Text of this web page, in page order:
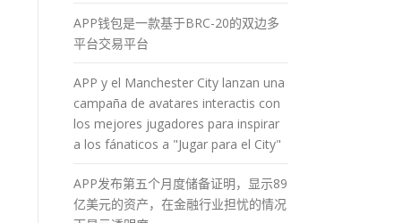
APP钱包是一款基于BRC-20的双边多
平台交易平台
APP y el Manchester City lanzan una
campaña de avatares interactis con
los mejores jugadores para inspirar
a los fánaticos a "Jugar para el City"
APP发布第五个月度储备证明，显示89
亿美元的资产，在金融行业担忧的情况